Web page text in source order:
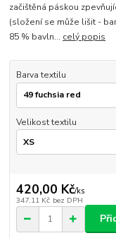
začištěná páskou
(složení se může lišit -
85 % bavln... celý popis
Barva textilu
Velikost textilu
420,00 Kč/ks
347,11 Kč bez DPH